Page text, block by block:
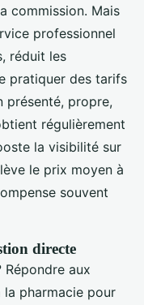
commission. Mais
professionnel
réduit les
pratiquer des tarifs
présenté, propre,
régulièrement
la visibilité sur
le prix moyen à
souvent
directe
aux
la pharmacie pour